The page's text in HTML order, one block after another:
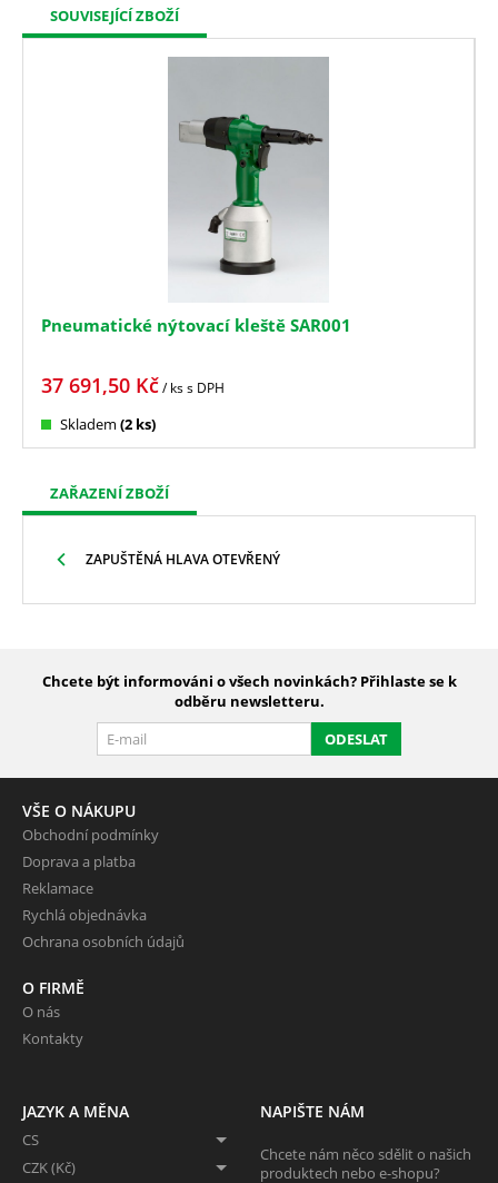
SOUVISEJÍCÍ ZBOŽÍ
Pneumatické nýtovací kleště SAR001
37 691,50 Kč/ kss DPH
Skladem (2 ks)
ZAŘAZENÍ ZBOŽÍ
ZAPUŠTĚNÁ HLAVA OTEVŘENÝ
Chcete být informováni o všech novinkách? Přihlaste se k
odběru newsletteru.
ODESLAT
VŠE O NÁKUPU
Obchodní podmínky
Doprava a platba
Reklamace
Rychlá objednávka
Ochrana osobních údajů
O FIRMĚ
O nás
Kontakty
JAZYK A MĚNA
CS
CZK (Kč)
NAPIŠTE NÁM
Chcete nám něco sdělit o našich
produktech nebo e-shopu?